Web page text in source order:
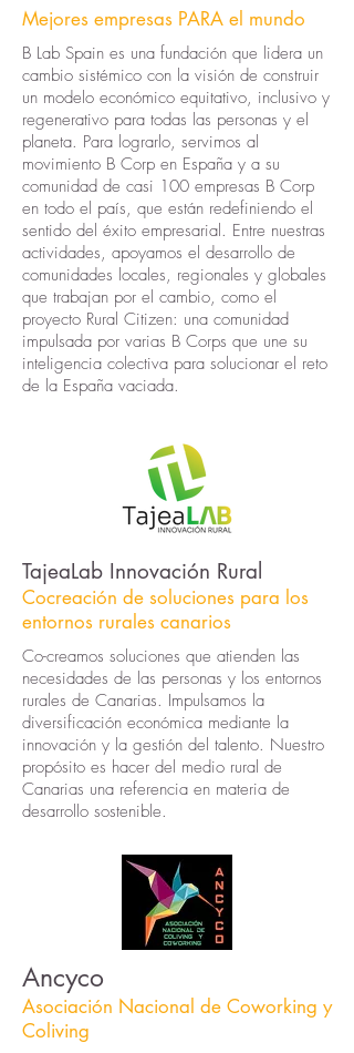
Mejores empresas PARA el mundo
B Lab Spain es una fundación que lidera un
cambio sistémico con la visión de construir
un modelo económico equitativo, inclusivo y
regenerativo para todas las personas y el
planeta. Para lograrlo, servimos al
movimiento B Corp en España y a su
comunidad de casi 100 empresas B Corp
en todo el país, que están redefiniendo el
sentido del éxito empresarial. Entre nuestras
actividades, apoyamos el desarrollo de
comunidades locales, regionales y globales
que trabajan por el cambio, como el
proyecto Rural Citizen: una comunidad
impulsada por varias B Corps que une su
inteligencia colectiva para solucionar el reto
de la España vaciada.
TajeaLab Innovación Rural
Cocreación de soluciones para los
entornos rurales canarios
Co-creamos soluciones que atienden las
necesidades de las personas y los entornos
rurales de Canarias. Impulsamos la
diversificación económica mediante la
innovación y la gestión del talento. Nuestro
propósito es hacer del medio rural de
Canarias una referencia en materia de
desarrollo sostenible.
Ancyco
Asociación Nacional de Coworking y
Coliving